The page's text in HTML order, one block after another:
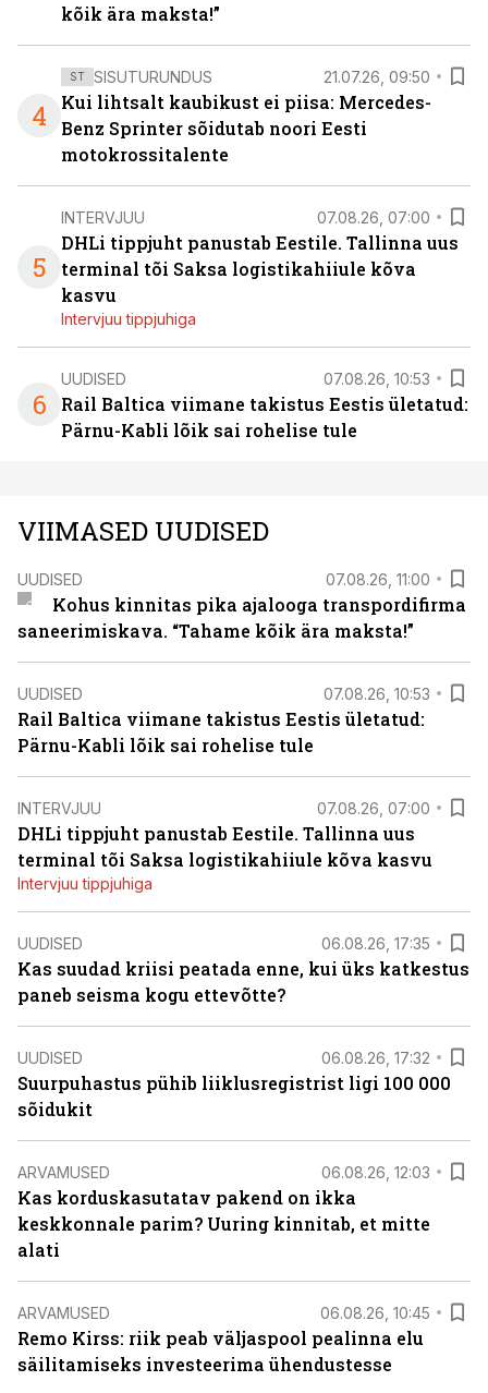
kõik ära maksta!”
4
ST SISUTURUNDUS 21.07.26, 09:50
Kui lihtsalt kaubikust ei piisa: Mercedes-
Benz Sprinter sõidutab noori Eesti
motokrossitalente
5
INTERVJUU 07.08.26, 07:00
DHLi tippjuht panustab Eestile. Tallinna uus
terminal tõi Saksa logistikahiiule kõva
kasvu
Intervjuu tippjuhiga
6
UUDISED 07.08.26, 10:53
Rail Baltica viimane takistus Eestis ületatud:
Pärnu-Kabli lõik sai rohelise tule
VIIMASED UUDISED
UUDISED 07.08.26, 11:00
Kohus kinnitas pika ajalooga transpordifirma
saneerimiskava. “Tahame kõik ära maksta!”
UUDISED 07.08.26, 10:53
Rail Baltica viimane takistus Eestis ületatud:
Pärnu-Kabli lõik sai rohelise tule
INTERVJUU 07.08.26, 07:00
DHLi tippjuht panustab Eestile. Tallinna uus
terminal tõi Saksa logistikahiiule kõva kasvu
Intervjuu tippjuhiga
UUDISED 06.08.26, 17:35
Kas suudad kriisi peatada enne, kui üks katkestus
paneb seisma kogu ettevõtte?
UUDISED 06.08.26, 17:32
Suurpuhastus pühib liiklusregistrist ligi 100 000
sõidukit
ARVAMUSED 06.08.26, 12:03
Kas korduskasutatav pakend on ikka
keskkonnale parim? Uuring kinnitab, et mitte
alati
ARVAMUSED 06.08.26, 10:45
Remo Kirss: riik peab väljaspool pealinna elu
säilitamiseks investeerima ühendustesse